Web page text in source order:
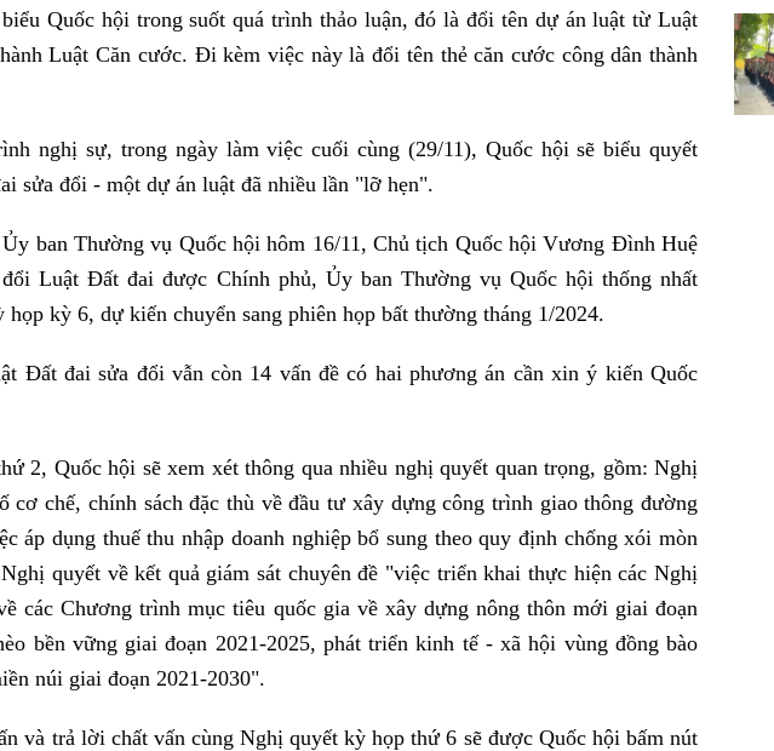
Quốc hội trong suốt quá trình thảo luận, đó là đổi tên dự án luật từ Luật
Luật Căn cước. Đi kèm việc này là đổi tên thẻ căn cước công dân thành
nghị sự, trong ngày làm việc cuối cùng (29/11), Quốc hội sẽ biểu quyết
sửa đổi - một dự án luật đã nhiều lần "lỡ hẹn".
ban Thường vụ Quốc hội hôm 16/11, Chủ tịch Quốc hội Vương Đình Huệ
Luật Đất đai được Chính phủ, Ủy ban Thường vụ Quốc hội thống nhất
họp kỳ 6, dự kiến chuyển sang phiên họp bất thường tháng 1/2024.
Đất đai sửa đổi vẫn còn 14 vấn đề có hai phương án cần xin ý kiến Quốc
2, Quốc hội sẽ xem xét thông qua nhiều nghị quyết quan trọng, gồm: Nghị
cơ chế, chính sách đặc thù về đầu tư xây dựng công trình giao thông đường
áp dụng thuế thu nhập doanh nghiệp bổ sung theo quy định chống xói mòn
quyết về kết quả giám sát chuyên đề "việc triển khai thực hiện các Nghị
các Chương trình mục tiêu quốc gia về xây dựng nông thôn mới giai đoạn
bền vững giai đoạn 2021-2025, phát triển kinh tế - xã hội vùng đồng bào
núi giai đoạn 2021-2030".
và trả lời chất vấn cùng Nghị quyết kỳ họp thứ 6 sẽ được Quốc hội bấm nút